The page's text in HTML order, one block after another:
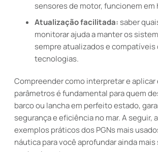
sensores de motor, funcionem em
Atualização facilitada:saber
monitorar ajuda a manter os
sempre atualizados e compatíveis
tecnologias.
Compreender como interpretar e aplicar
parâmetros é fundamental para quem
barco ou lancha em perfeito estado,
segurança e eficiência no mar. A seguir,
exemplos práticos dos PGNs mais
náutica para você aprofundar ainda mais